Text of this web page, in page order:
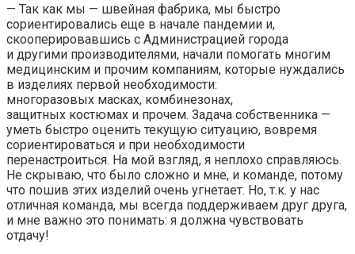
— Так как мы — швейная фабрика, мы быстро
сориентировались еще в начале пандемии и,
скооперировавшись с Администрацией города
и другими производителями, начали помогать многим
медицинским и прочим компаниям, которые нуждались
в изделиях первой необходимости:
многоразовых масках, комбинезонах,
защитных костюмах и прочем. Задача собственника —
уметь быстро оценить текущую ситуацию, вовремя
сориентироваться и при необходимости
перенастроиться. На мой взгляд, я неплохо справляюсь.
Не скрываю, что было сложно и мне, и команде, потому
что пошив этих изделий очень угнетает. Но, т.к. у нас
отличная команда, мы всегда поддерживаем друг друга,
и мне важно это понимать: я должна чувствовать
отдачу!